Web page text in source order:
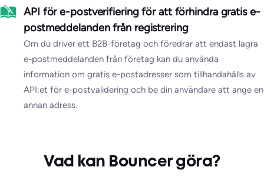
API för e-postverifiering för att förhindra gratis e-
postmeddelanden från registrering
Om du driver ett B2B-företag och föredrar att endast lagra
e-postmeddelanden från företag kan du använda
information om gratis e-postadresser som tillhandahålls av
API:et för e-postvalidering och be din användare att ange en
annan adress.
Vad kan Bouncer göra?